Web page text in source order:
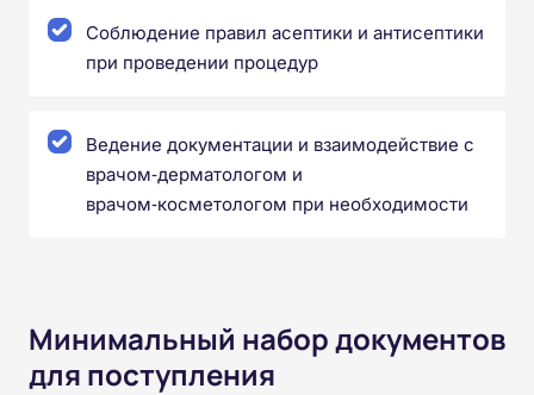
Соблюдение правил асептики и антисептики
при проведении процедур
Ведение документации и взаимодействие с
врачом‑дерматологом и
врачом‑косметологом при необходимости
Минимальный набор документов
для поступления